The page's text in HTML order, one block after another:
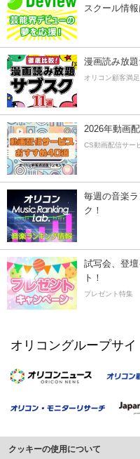
スクール情
漫画読み放題
オリコン顧客満
2026年動画
CS動画配信サー
毎週の音楽
ク！
試写会、登
ト！
プレゼント特集
オリコングループサイ
クッキーの使用について